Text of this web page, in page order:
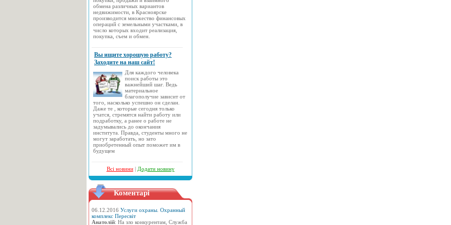
обмена различных вариантов
недвижимости, в Красноярске
производится множество финансовых
операций с земельными участками, в
число которых входит реализация,
покупка, съем и обмен.
Вы ищите хорошую работу?
Заходите на наш сайт!
Для каждого человека
поиск работы это
важнейший шаг. Ведь
материальное
благополучие зависит от
того, насколько успешно он сделан.
Даже те , которые сегодня только
учатся, стремятся найти работу или
подработку, а ранее о работе не
задумывались до окончания
института. Правда, студенты много не
могут заработать, но зато
приобретенный опыт поможет им в
будущем
Всі новини| Додати новину
Коментарі
06.12.2016 Услуги охраны. Охранный
комплекс Пересвіт
Анатолій: На зло конкурентам, Служба